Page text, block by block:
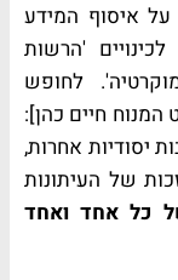
איסוף המידע
'הרשות
לחופש
המנוח חיים כהן]:
יסודיות אחרות,
של העיתונות
כל אחד ואחד